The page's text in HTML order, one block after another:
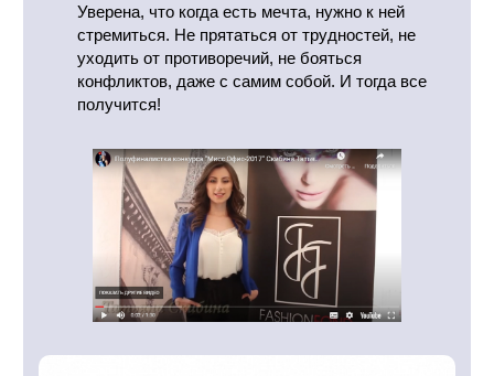
Уверена, что когда есть мечта, нужно к ней
стремиться. Не прятаться от трудностей, не
уходить от противоречий, не бояться
конфликтов, даже с самим собой. И тогда все
получится!